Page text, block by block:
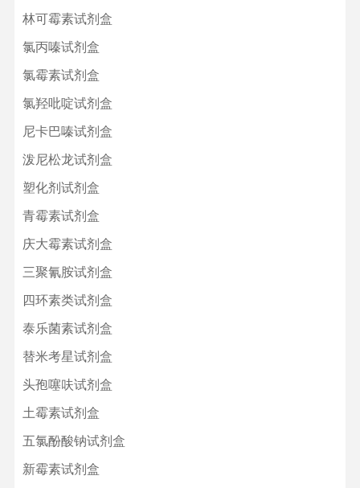
林可霉素试剂盒
氯丙嗪试剂盒
氯霉素试剂盒
氯羟吡啶试剂盒
尼卡巴嗪试剂盒
泼尼松龙试剂盒
塑化剂试剂盒
青霉素试剂盒
庆大霉素试剂盒
三聚氰胺试剂盒
四环素类试剂盒
泰乐菌素试剂盒
替米考星试剂盒
头孢噻呋试剂盒
土霉素试剂盒
五氯酚酸钠试剂盒
新霉素试剂盒